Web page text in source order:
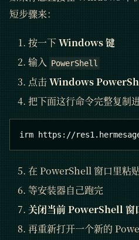
短步骤来：
按一下Windows 键
输入 PowerShell
点击Windows
把下面这行命令完整复制进
irm https://
在 PowerShell 窗口里粘
等安装器自己跑完
关闭当前 PowerShell 窗
再重新打开一个新的